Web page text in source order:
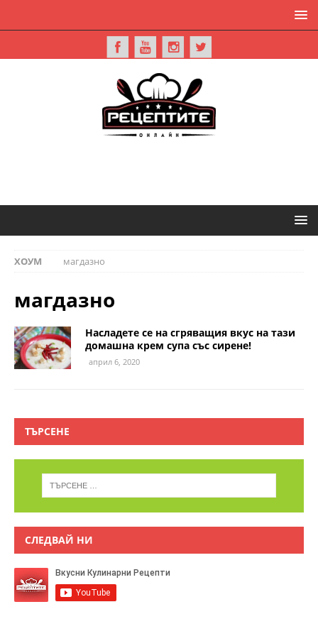
ХОУМ магдазно
магдазно
Насладете се на сгряващия вкус на тази
домашна крем супа със сирене!
април 6, 2020
ТЪРСЕНЕ
СЛЕДВАЙ НИ